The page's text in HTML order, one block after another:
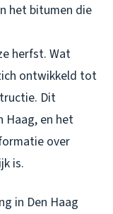
het bitumen die
herfst. Wat
ontwikkeld tot
Dit
Haag, en het
over
is.
in Den Haag